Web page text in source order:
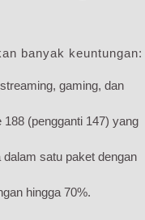
banyak keuntungan:
gaming, dan
(pengganti 147) yang
satu paket dengan
hingga 70%.